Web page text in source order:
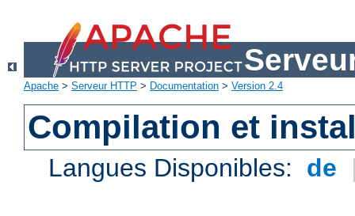
Apache > Serveur HTTP > Documentation > Version 2.4
Compilation et
Langues Disponibles: de